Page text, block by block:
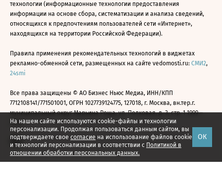
На нашем сайте используются cookie-файлы и технологии
персонализации. Продолжая пользоваться данным сайтом, вы
подтверждаете свое согласие на использование файлов cookie
и технологий персонализации в соответствии с Политикой в
отношении обработки персональных данных.
ОК
технологии (информационные технологии предоставления
информации на основе сбора, систематизации и анализа сведений,
относящихся к предпочтениям пользователей сети «Интернет»,
находящихся на территории Российской Федерации).
Правила применения рекомендательных технологий в виджетах
рекламно-обменной сети, размещенных на сайте vedomosti.ru: СМИ2,
24smi
Все права защищены © АО Бизнес Ньюс Медиа, ИНН/КПП
7712108141/771501001, ОГРН 1027739124775, 127018, г. Москва, вн.тер.г.
муниципальный округ Марьина Роща, ул. Полковая, д. 3, стр. 1 1999—
2026